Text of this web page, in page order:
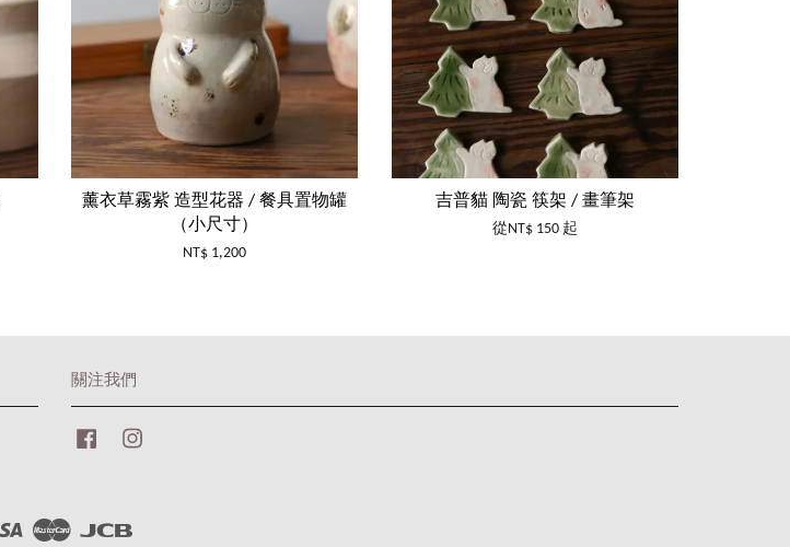
薰衣草霧紫 造型花器 / 餐具置物罐
（小尺寸）
NT$ 1,200
吉普貓 陶瓷 筷架 / 畫筆架
從 NT$ 150 起
關注我們
Facebook
Visa Master